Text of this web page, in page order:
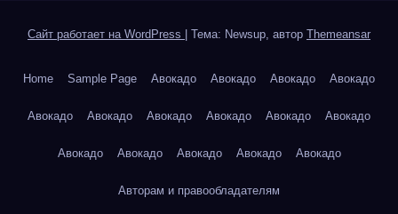
Сайт работает на WordPress Тема: Newsup, автор Themeansar
Home Sample Page Авокадо Авокадо Авокадо Авокадо
Авокадо Авокадо Авокадо Авокадо Авокадо Авокадо
Авокадо Авокадо Авокадо Авокадо Авокадо
Авторам и правообладателям